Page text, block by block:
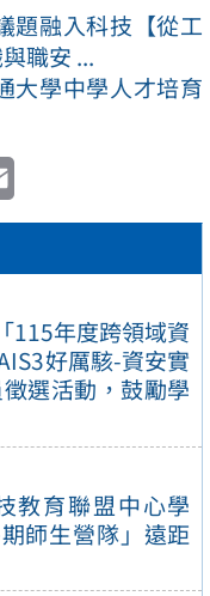
115年度跨領域資
好厲駭-資安實
選活動，鼓勵學
教育聯盟中心學
師生營隊」遠距
題融入科技【從工
職安 ...
大學中學人才培育